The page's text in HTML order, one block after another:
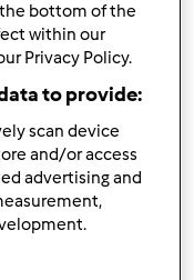
1min
bottom of the
within our
Privacy Policy.
to provide:
scan device
and/or access
advertising and